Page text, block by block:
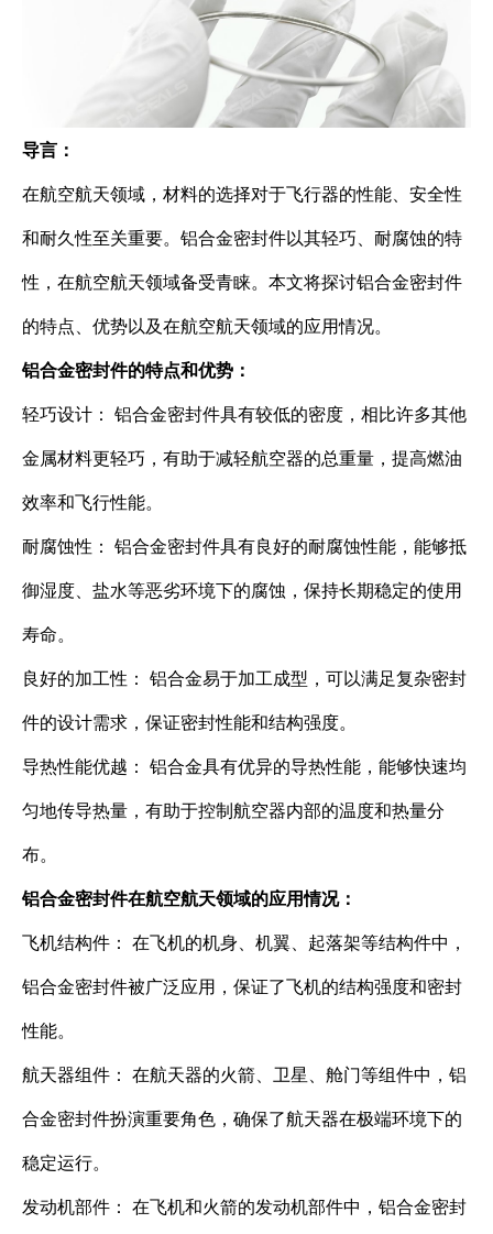
导言：
在航空航天领域，材料的选择对于飞行器的性能、安全性
和耐久性至关重要。铝合金密封件以其轻巧、耐腐蚀的特
性，在航空航天领域备受青睐。本文将探讨铝合金密封件
的特点、优势以及在航空航天领域的应用情况。
铝合金密封件的特点和优势：
轻巧设计： 铝合金密封件具有较低的密度，相比许多其他
金属材料更轻巧，有助于减轻航空器的总重量，提高燃油
效率和飞行性能。
耐腐蚀性： 铝合金密封件具有良好的耐腐蚀性能，能够抵
御湿度、盐水等恶劣环境下的腐蚀，保持长期稳定的使用
寿命。
良好的加工性： 铝合金易于加工成型，可以满足复杂密封
件的设计需求，保证密封性能和结构强度。
导热性能优越： 铝合金具有优异的导热性能，能够快速均
匀地传导热量，有助于控制航空器内部的温度和热量分
布。
铝合金密封件在航空航天领域的应用情况：
飞机结构件： 在飞机的机身、机翼、起落架等结构件中，
铝合金密封件被广泛应用，保证了飞机的结构强度和密封
性能。
航天器组件： 在航天器的火箭、卫星、舱门等组件中，铝
合金密封件扮演重要角色，确保了航天器在极端环境下的
稳定运行。
发动机部件： 在飞机和火箭的发动机部件中，铝合金密封